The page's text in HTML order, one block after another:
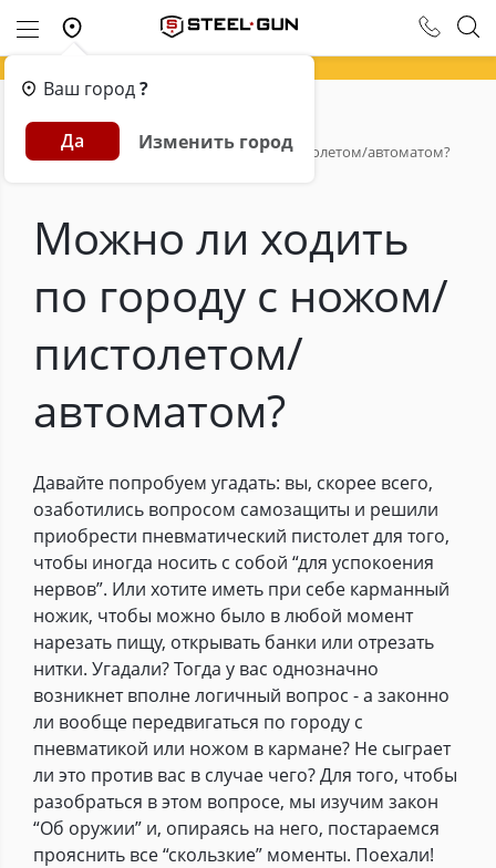
Ваш город?
Да Изменить город
Главная
Обзоры
Можно ли ходить по городу с ножом/пистолетом/автоматом?
Можно ли ходить
по городу с ножом/
пистолетом/
автоматом?
Давайте попробуем угадать: вы, скорее всего,
озаботились вопросом самозащиты и решили
приобрести пневматический пистолет для того,
чтобы иногда носить с собой “для успокоения
нервов”. Или хотите иметь при себе карманный
ножик, чтобы можно было в любой момент
нарезать пищу, открывать банки или отрезать
нитки. Угадали? Тогда у вас однозначно
возникнет вполне логичный вопрос - а законно
ли вообще передвигаться по городу с
пневматикой или ножом в кармане? Не сыграет
ли это против вас в случае чего? Для того, чтобы
разобраться в этом вопросе, мы изучим закон
“Об оружии” и, опираясь на него, постараемся
прояснить все “скользкие” моменты. Поехали!